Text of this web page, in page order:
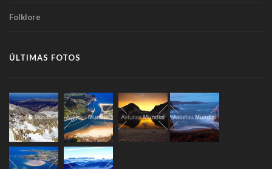
Folklore
ÚLTIMAS FOTOS